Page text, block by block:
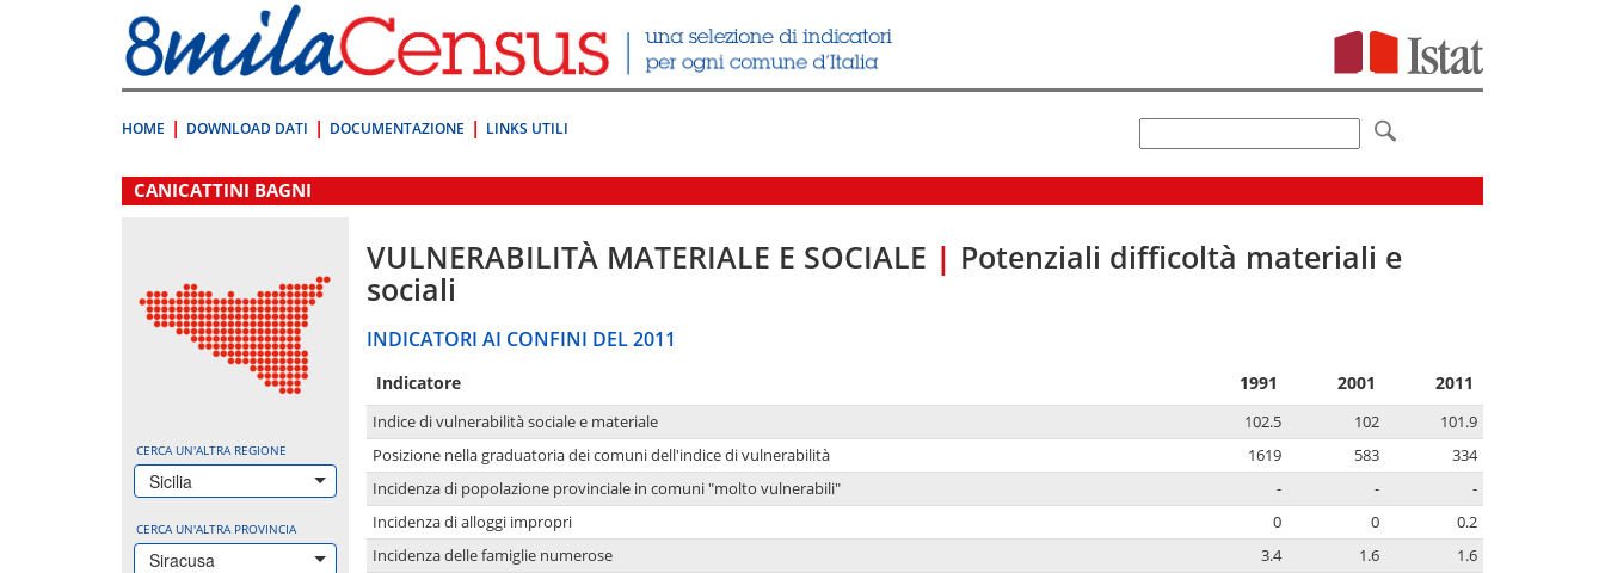
direttamente
a:
Contenuto
HOME DOWNLOAD DATI DOCUMENTAZIONE LINKS UTILI
.
CANICATTINI BAGNI
CERCA UN'ALTRA REGIONE
Sicilia
CERCA UN'ALTRA PROVINCIA
Siracusa
VULNERABILITÀ MATERIALE E SOCIALE | Potenziali difficoltà materiali e
sociali
INDICATORI AI CONFINI DEL 2011
Indicatore 1991 2001 2011
Indice di vulnerabilità sociale e materiale 102.5 102
101.9
Posizione nella graduatoria dei comuni dell'indice di vulnerabilità
1619 583
334
Incidenza di popolazione provinciale in comuni "molto vulnerabili"
- -
-
Incidenza di alloggi impropri
0 0
0.2
Incidenza delle famiglie numerose
3.4 1.6
1.6